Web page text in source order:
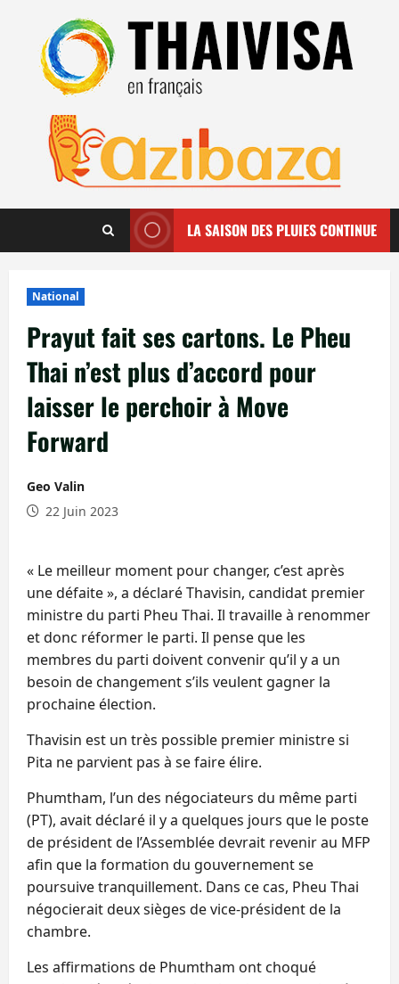
contenu
LA SAISON DES PLUIES CONTINUE
National
Prayut fait ses cartons. Le Pheu
Thai n’est plus d’accord pour
laisser le perchoir à Move
Forward
Geo Valin
22 Juin 2023
« Le meilleur moment pour changer, c’est après
une défaite », a déclaré Thavisin, candidat premier
ministre du parti Pheu Thai. Il travaille à renommer
et donc réformer le parti. Il pense que les
membres du parti doivent convenir qu’il y a un
besoin de changement s’ils veulent gagner la
prochaine élection.
Thavisin est un très possible premier ministre si
Pita ne parvient pas à se faire élire.
Phumtham, l’un des négociateurs du même parti
(PT), avait déclaré il y a quelques jours que le poste
de président de l’Assemblée devrait revenir au MFP
afin que la formation du gouvernement se
poursuive tranquillement. Dans ce cas, Pheu Thai
négocierait deux sièges de vice-président de la
chambre.
Les affirmations de Phumtham ont choqué